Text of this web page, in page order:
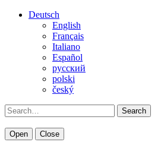
Deutsch
English
Français
Italiano
Español
pусский
polski
český
Search
Open Close